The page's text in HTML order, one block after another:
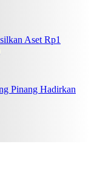
Aset Rp1
Pinang Hadirkan